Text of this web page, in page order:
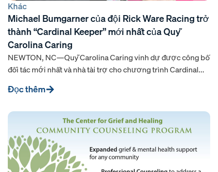
Khác
Michael Bumgarner của đội Rick Ware Racing trở
thành “Cardinal Keeper” mới nhất của Quỹ
Carolina Caring
NEWTON, NC—Quỹ Carolina Caring vinh dự được công bố
đối tác mới nhất và nhà tài trợ cho chương trình Cardinal...
Đọc thêm